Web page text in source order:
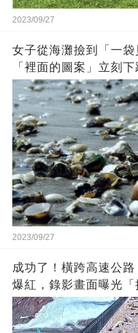
2023/09/27
女子從海灘撿到「一
「裡面的圖案」立刻
2023/09/27
成功了！橫跨高速公
爆紅，錄影畫面曝光
歡呼